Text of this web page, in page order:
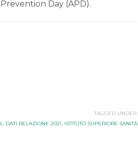
Day (APD).
TAGGED UNDER:
, DATI RELAZIONE 2021, ISTITUTO SUPERIORE SANITÀ